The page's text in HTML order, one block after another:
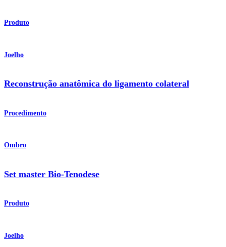
Produto
Joelho
Reconstrução anatômica do ligamento colateral
Procedimento
Ombro
Set master Bio-Tenodese
Produto
Joelho